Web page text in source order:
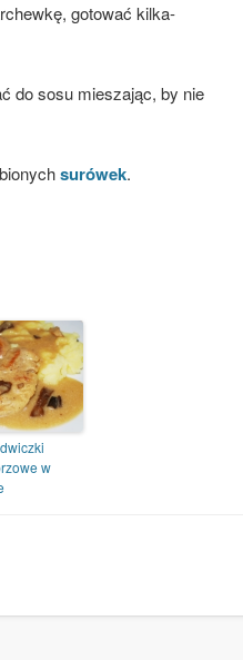
gotować kilka-
do sosu mieszając, by nie
surówek.
w